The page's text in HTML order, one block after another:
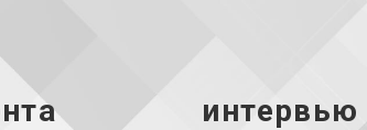
интервью